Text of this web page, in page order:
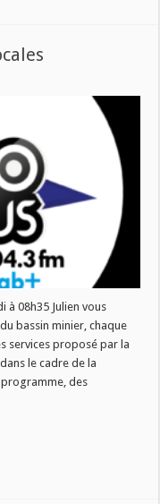
à 08h35 Julien vous
bassin minier, chaque
services proposé par la
le cadre de la
programme, des